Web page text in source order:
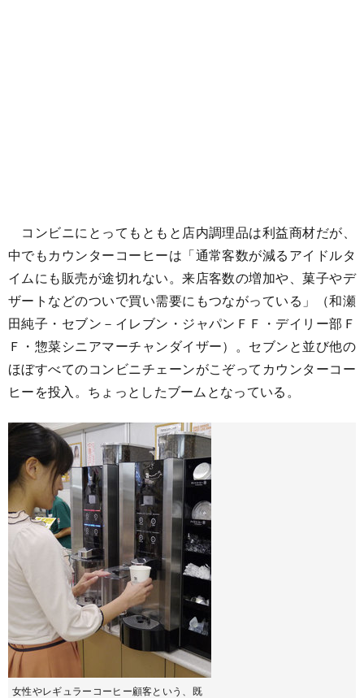
コンビニにとってもともと店内調理品は利益商材だが、
中でもカウンターコーヒーは「通常客数が減るアイドルタ
イムにも販売が途切れない。来店客数の増加や、菓子やデ
ザートなどのついで買い需要にもつながっている」（和瀬
田純子・セブン－イレブン・ジャパンＦＦ・デイリー部Ｆ
Ｆ・惣菜シニアマーチャンダイザー）。セブンと並び他の
ほぼすべてのコンビニチェーンがこぞってカウンターコー
ヒーを投入。ちょっとしたブームとなっている。
女性やレギュラーコーヒー顧客という、既